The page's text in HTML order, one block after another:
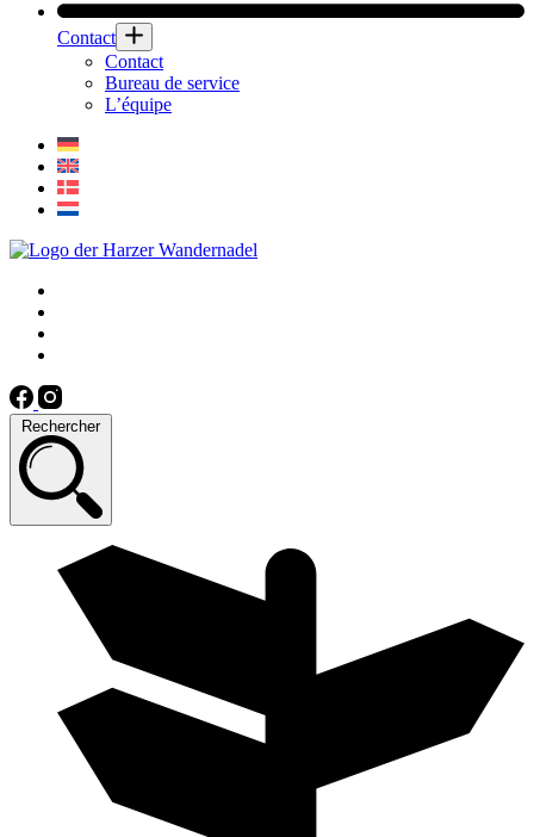
Contact
Contact
Bureau de service
L’équipe
Rechercher